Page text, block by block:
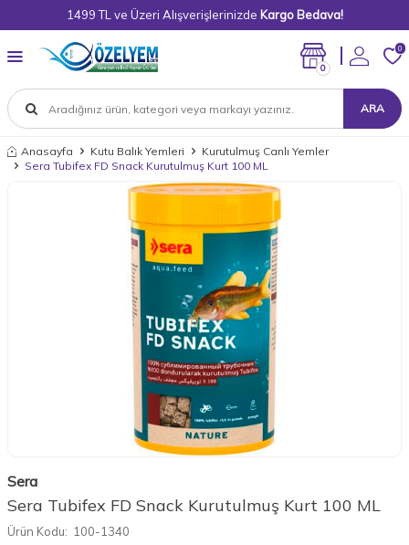
1499 TL ve Üzeri Alışverişlerinizde Kargo Bedava!
ARA
0
0
Anasayfa Kutu Balık Yemleri
Kurutulmuş Canlı Yemler
Sera Tubifex FD Snack Kurutulmuş Kurt 100 ML
Sera
Sera Tubifex FD Snack Kurutulmuş Kurt 100 ML
Ürün Kodu: 100-1340